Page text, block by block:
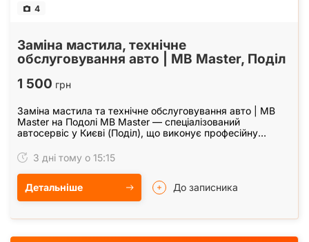
4
Заміна мастила, технічне
обслуговування авто | MB Master, Поділ
1 500 грн
Заміна мастила та технічне обслуговування авто | MB
Master на Подолі MB Master — спеціалізований
автосервіс у Києві (Поділ), що виконує професійну
3 дні тому о 15:15
Детальніше До записника